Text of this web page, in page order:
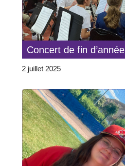
Concert de fin d’année
2 juillet 2025